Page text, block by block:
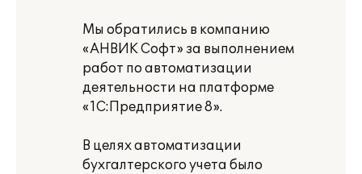
Мы обратились в компанию
«АНВИК Софт» за выполнением
работ по автоматизации
деятельности на платформе
«1С:Предприятие 8».
В целях автоматизации
бухгалтерского учета было